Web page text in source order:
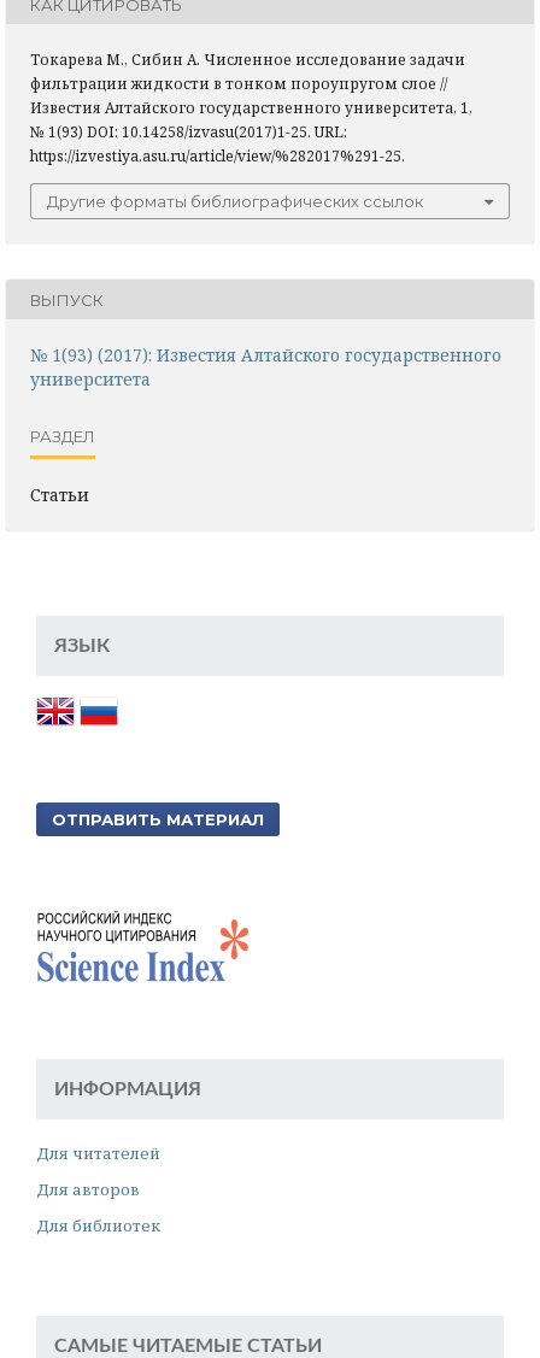
КАК ЦИТИРОВАТЬ
Токарева М., Сибин А. Численное исследование задачи
фильтрации жидкости в тонком пороупругом слое //
Известия Алтайского государственного университета, 1,
№ 1(93) DOI: 10.14258/izvasu(2017)1-25. URL:
https://izvestiya.asu.ru/article/view/%282017%291-25.
Другие форматы библиографических ссылок
ВЫПУСК
№ 1(93) (2017): Известия Алтайского государственного
университета
РАЗДЕЛ
Статьи
ЯЗЫК
ОТПРАВИТЬ МАТЕРИАЛ
ИНФОРМАЦИЯ
Для читателей
Для авторов
Для библиотек
САМЫЕ ЧИТАЕМЫЕ СТАТЬИ